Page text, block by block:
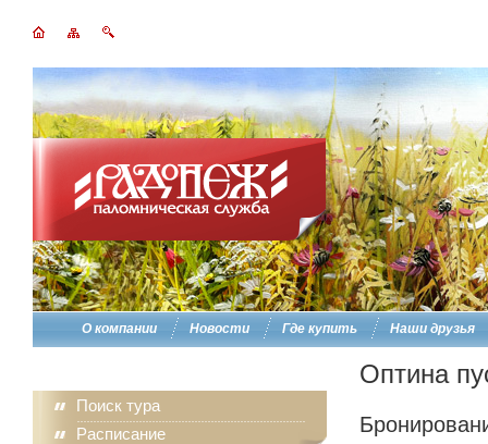
О компании Новости Где купить Наши друзья
Поиск тура
Расписание
Оптина